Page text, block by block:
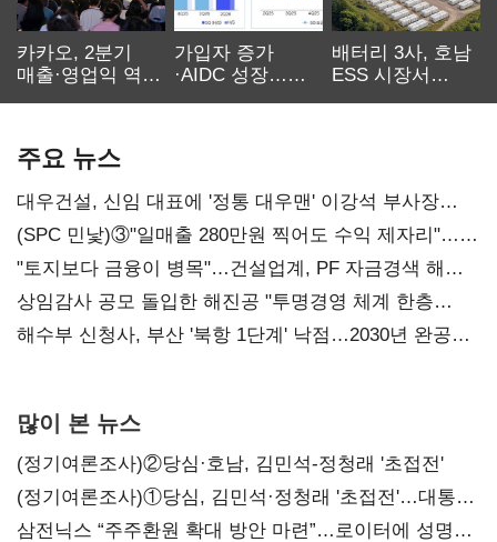
카카오, 2분기
매출·영업익 역대
가입자 증가
·AIDC 성장…
배터리 3사, 호남
ESS 시장서
주요 뉴스
대우건설, 신임 대표에 '정통 대우맨' 이강석 부사장
내정
(SPC 민낯)③"일매출 280만원 찍어도 수익 제자리"…
점주 울리는 '상시 할인'
"토지보다 금융이 병목"…건설업계, PF 자금경색 해소
목소리
상임감사 공모 돌입한 해진공 "투명경영 체계 한층
강화"
해수부 신청사, 부산 '북항 1단계' 낙점…2030년 완공
많이 본 뉴스
(정기여론조사)②당심·호남, 김민석-정청래 '초접전'
(정기여론조사)①당심, 김민석·정청래 '초접전'…대통령
지지도 '50% 아래로'(종합)
삼전닉스 “주주환원 확대 방안 마련”…로이터에 성명